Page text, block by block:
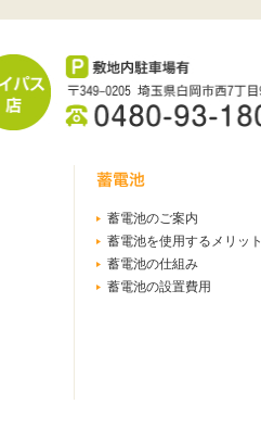
蓄電池のご案内
蓄電池を使用するメリット
蓄電池の仕組み
蓄電池の設置費用